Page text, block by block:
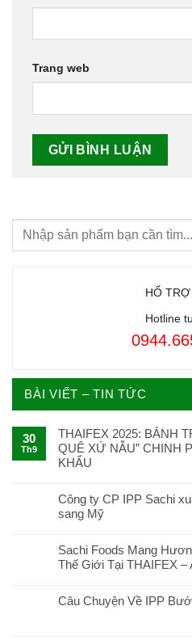
HỔ
Hotline
BÀI VIẾT – TIN TỨC
30
Th9
THAIFEX 2025: BÁNH
QUÊ XỨ NẪU” CHINH
KHẨU
Công ty CP IPP Sachi
sang Mỹ
Sachi Foods Mang
Thế Giới Tại THAIFEX –
Câu Chuyện Về IPP
Trang web